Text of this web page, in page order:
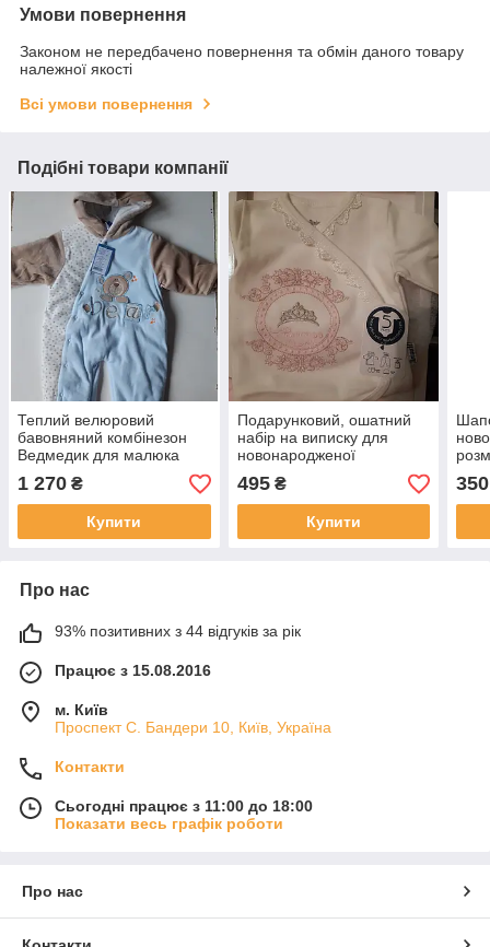
Умови повернення
Законом не передбачено повернення та обмін даного товару
належної якості
Всі умови повернення
Подібні товари компанії
Теплий велюровий
бавовняний комбінезон
Ведмедик для малюка
Valypok Польща
1 270 ₴
Купити
Подарунковий, ошатний
набір на виписку для
новонародженої
"Принцеса" (Miniworld
495₴
Купити
350
Про нас
93% позитивних з 44 відгуків за рік
Працює з 15.08.2016
м. Київ
Проспект С. Бандери 10, Київ, Україна
Контакти
Сьогодні працює з 11:00 до 18:00
Показати весь графік роботи
Про нас